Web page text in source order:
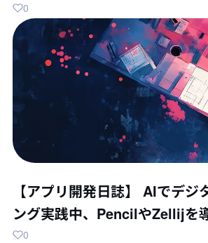
0
【アプリ開発日誌】 AIでデジ
ング実践中、PencilやZellijを
0